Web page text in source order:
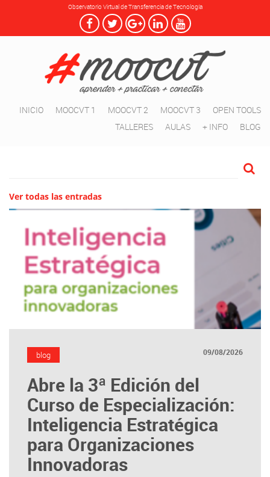
Observatorio Virtual de Transferencia de Tecnología
INICIO MOOCVT 1 MOOCVT 2 MOOCVT 3
OPEN TOOLS
TALLERES
AULAS + INFO BLOG
Ver todas las entradas
blog 09/08/2026
Abre la 3ª Edición del
Curso de Especialización:
Inteligencia Estratégica
para Organizaciones
Innovadoras